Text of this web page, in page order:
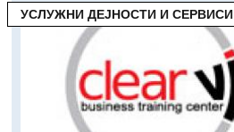
УСЛУЖНИ ДЕЈНОСТИ И СЕРВИСИ